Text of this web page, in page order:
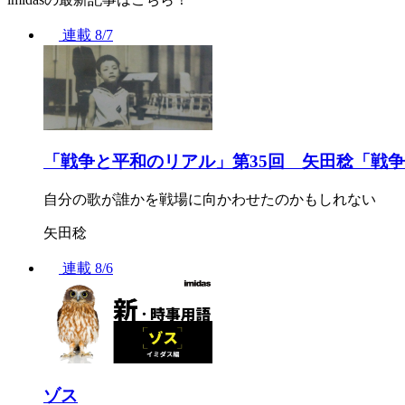
連載 8/7
「戦争と平和のリアル」第35回 矢田稔「戦争
自分の歌が誰かを戦場に向かわせたのかもしれない
矢田稔
連載 8/6
ゾス